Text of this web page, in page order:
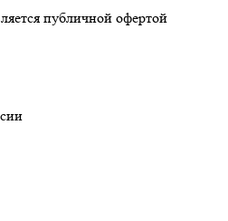
публичной офертой